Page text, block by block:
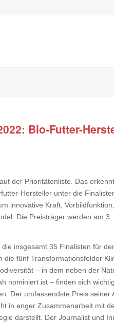
Bio-Futter-
der Prioritätenliste. Das
Hersteller unter die
innovative Kraft,
Die Preisträger werden am
insgesamt 35 Finalisten für
fünf Transformationsfelder
– in dem neben der
nominiert ist – finden sich
Der umfassendste Preis
in enger Zusammenarbeit mit
darstellt. Der Journalist und